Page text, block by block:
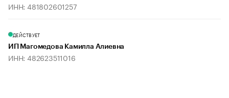
ИНН: 481802601257
ДЕЙСТВУЕТ
ИП Магомедова Камилла Алиевна
ИНН: 482623511016